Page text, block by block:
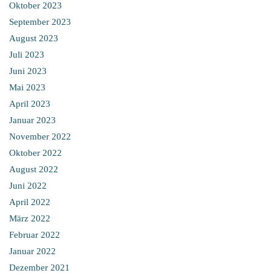
Oktober 2023
September 2023
August 2023
Juli 2023
Juni 2023
Mai 2023
April 2023
Januar 2023
November 2022
Oktober 2022
August 2022
Juni 2022
April 2022
März 2022
Februar 2022
Januar 2022
Dezember 2021